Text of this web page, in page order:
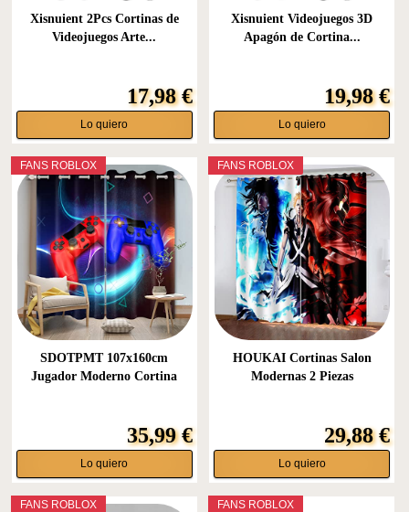
Xisnuient 2Pcs Cortinas de
Videojuegos Arte...
17,98 €
Lo quiero
Xisnuient Videojuegos 3D
Apagón de Cortina...
19,98 €
Lo quiero
FANS ROBLOX
SDOTPMT 107x160cm
Jugador Moderno Cortina
35,99 €
Lo quiero
FANS ROBLOX
HOUKAI Cortinas Salon
Modernas 2 Piezas
29,88 €
Lo quiero
FANS ROBLOX FANS ROBLOX